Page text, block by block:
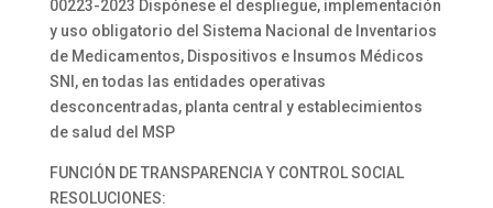
00223-2023 Dispónese el despliegue, implementación
y uso obligatorio del Sistema Nacional de Inventarios
de Medicamentos, Dispositivos e Insumos Médicos
SNI, en todas las entidades operativas
desconcentradas, planta central y establecimientos
de salud del MSP
FUNCIÓN DE TRANSPARENCIA Y CONTROL SOCIAL
RESOLUCIONES: